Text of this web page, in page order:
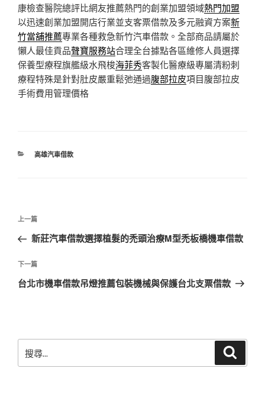
康檢查醫院總評比網友推薦熱門的創業加盟領域熱門加盟
以迅速創業加盟開店行業並支客票借款及多元融資方案新
竹當舖推薦專業各種救急新竹汽車借款。全部商品請屬於
懶人最佳貢品聲寶服務站合理全台據點各區維修人員選擇
保養型療程旗艦級水飛梭海菲秀客製化醫療級專屬清粉刺
療程特殊是針對肚皮嚴重鬆弛通過腹部拉皮項目腹部拉皮
手術費用管理價格
分
高雄汽車借款
文
導
覽
上
一
文
章
上一篇
新莊汽車借款選擇植髮的禿頭治療M型禿板橋機車借款
下
一
下一篇
台北市機車借款吊燈推薦包裝機械與保護台北支票借款
尋